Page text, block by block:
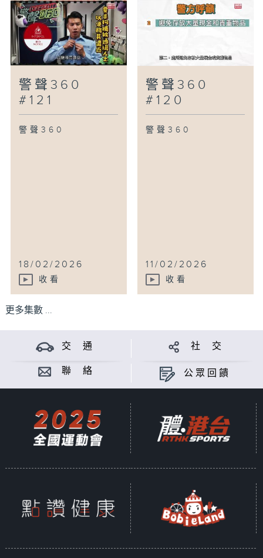
警聲360
#121
警聲360
18/02/2026
收看
警聲360
#120
警聲360
11/02/2026
收看
更多集數 ...
交 通 社 交
聯 絡 公眾回饋